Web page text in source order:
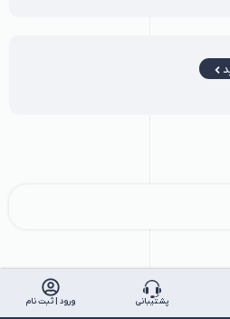
پشتیبانی ورود | ثبت نام